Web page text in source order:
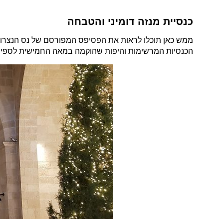
כנסיית מנזה דומיני והטבחה
הכנסיות המרשימות והיפות שהוקמה במאה החמישית לספירה לפני למעלה מ 135 שנים.